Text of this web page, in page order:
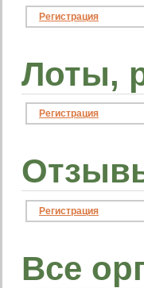
Регистрация
Лоты,
Регистрация
Регистрация
Все